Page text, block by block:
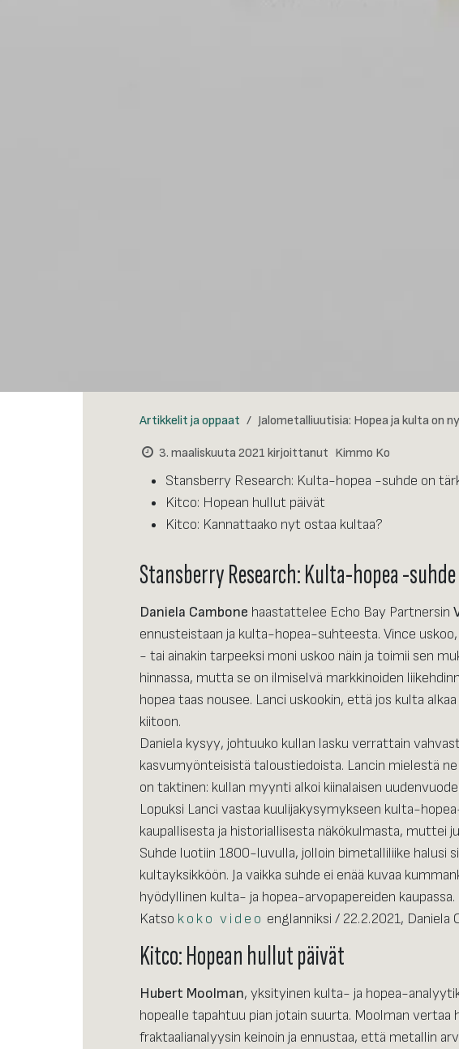
Artikkelit ja oppaat Jalometalliuutisia: Hopea ja kulta on
3. maaliskuuta 2021 kirjoittanut Kimmo Ko
Stansberry Research: Kulta-hopea -suhde on
Kitco: Hopean hullut päivät
Kitco: Kannattaako nyt ostaa kultaa?
Stansberry Research: Kulta-hopea -
Daniela Cambone haastattelee Echo Bay Partnersin
ennusteistaan ja kulta-hopea-suhteesta. Vince
- tai ainakin tarpeeksi moni uskoo näin ja toimii sen
hinnassa, mutta se on ilmiselvä markkinoiden
hopea taas nousee. Lanci uskookin, että jos kulta
kiitoon.
Daniela kysyy, johtuuko kullan lasku verrattain
kasvumyönteisistä taloustiedoista. Lancin mielestä
on taktinen: kullan myynti alkoi kiinalaisen
Lopuksi Lanci vastaa kuulijakysymykseen kulta-
kaupallisesta ja historiallisesta näkökulmasta, muttei
Suhde luotiin 1800-luvulla, jolloin bimetalliliike halusi
kultayksikköön. Ja vaikka suhde ei enää kuvaa
hyödyllinen kulta- ja hopea-arvopapereiden kaupassa.
Katso koko video englanniksi / 22.2.2021, Daniela
Kitco: Hopean hullut päivät
Hubert Moolman, yksityinen kulta- ja hopea-
hopealle tapahtuu pian jotain suurta. Moolman vertaa
fraktaalianalyysin keinoin ja ennustaa, että metallin